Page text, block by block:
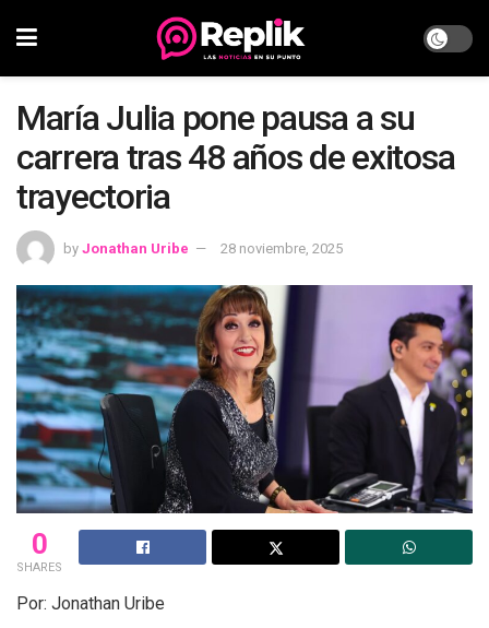
María Julia pone pausa a su
carrera tras 48 años de exitosa
trayectoria
by Jonathan Uribe 28 noviembre, 2025
0
SHARES
Por: Jonathan Uribe